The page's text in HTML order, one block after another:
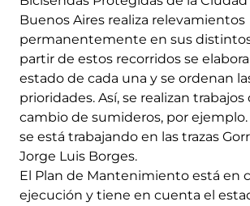
Buenos Aires realiza relevamientos
permanentemente en sus
partir de estos recorridos se
estado de cada una y se ordenan
prioridades. Así, se realizan
cambio de sumideros, por
se está trabajando en las trazas
Jorge Luis Borges.
El Plan de Mantenimiento está en
ejecución y tiene en cuenta el